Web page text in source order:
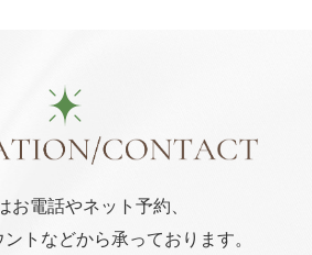
お電話やネット予約、
ト などから承っております。